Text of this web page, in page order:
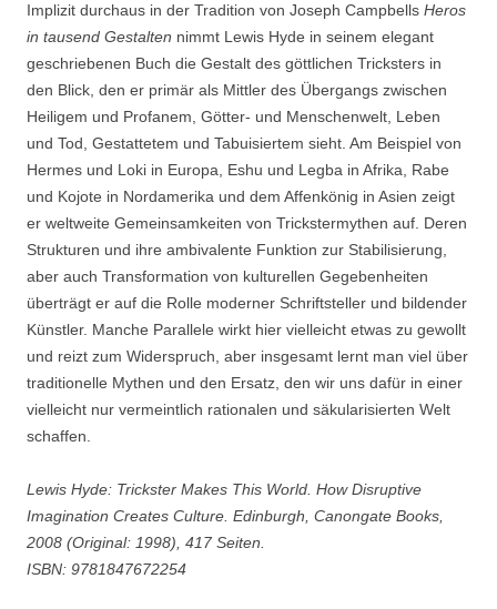
Implizit durchaus in der Tradition von Joseph Campbells Heros
in tausend Gestalten nimmt Lewis Hyde in seinem elegant
geschriebenen Buch die Gestalt des göttlichen Tricksters in
den Blick, den er primär als Mittler des Übergangs zwischen
Heiligem und Profanem, Götter- und Menschenwelt, Leben
und Tod, Gestattetem und Tabuisiertem sieht. Am Beispiel von
Hermes und Loki in Europa, Eshu und Legba in Afrika, Rabe
und Kojote in Nordamerika und dem Affenkönig in Asien zeigt
er weltweite Gemeinsamkeiten von Trickstermythen auf. Deren
Strukturen und ihre ambivalente Funktion zur Stabilisierung,
aber auch Transformation von kulturellen Gegebenheiten
überträgt er auf die Rolle moderner Schriftsteller und bildender
Künstler. Manche Parallele wirkt hier vielleicht etwas zu gewollt
und reizt zum Widerspruch, aber insgesamt lernt man viel über
traditionelle Mythen und den Ersatz, den wir uns dafür in einer
vielleicht nur vermeintlich rationalen und säkularisierten Welt
schaffen.
Lewis Hyde: Trickster Makes This World. How Disruptive
Imagination Creates Culture. Edinburgh, Canongate Books,
2008 (Original: 1998), 417 Seiten.
ISBN: 9781847672254